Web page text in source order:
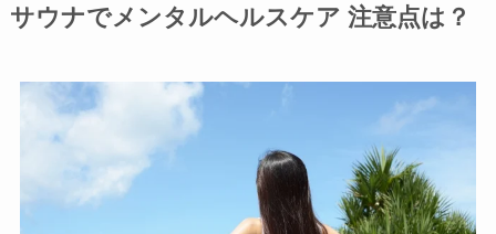
サウナでメンタルヘルスケア 注意点は？